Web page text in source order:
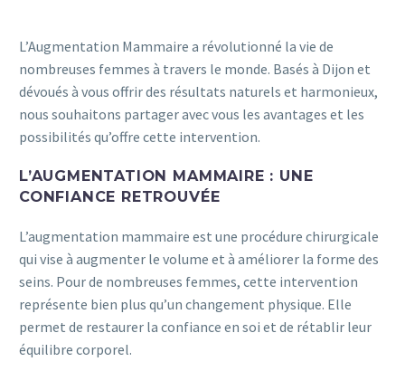
L’Augmentation Mammaire a révolutionné la vie de
nombreuses femmes à travers le monde. Basés à Dijon et
dévoués à vous offrir des résultats naturels et harmonieux,
nous souhaitons partager avec vous les avantages et les
possibilités qu’offre cette intervention.
L’AUGMENTATION MAMMAIRE : UNE
CONFIANCE RETROUVÉE
L’augmentation mammaire est une procédure chirurgicale
qui vise à augmenter le volume et à améliorer la forme des
seins. Pour de nombreuses femmes, cette intervention
représente bien plus qu’un changement physique. Elle
permet de restaurer la confiance en soi et de rétablir leur
équilibre corporel.